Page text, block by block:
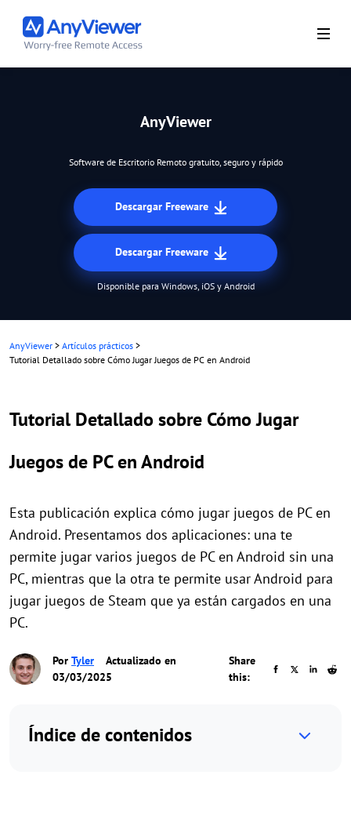
AnyViewer
Software de Escritorio Remoto gratuito, seguro y rápido
Descargar Freeware
Descargar Freeware
Disponible para Windows, iOS y Android
AnyViewer > Artículos prácticos >
Tutorial Detallado sobre Cómo Jugar Juegos de PC en Android
Tutorial Detallado sobre Cómo Jugar
Juegos de PC en Android
Esta publicación explica cómo jugar juegos de PC en
Android. Presentamos dos aplicaciones: una te
permite jugar varios juegos de PC en Android sin una
PC, mientras que la otra te permite usar Android para
jugar juegos de Steam que ya están cargados en una
PC.
Por Tyler
Actualizado en
03/03/2025
Share
this:
Índice de contenidos